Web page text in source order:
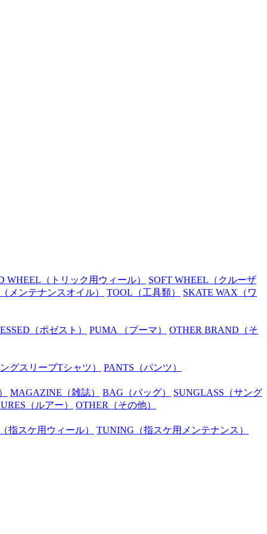
WHEEL （トリック用ウィール） SOFT WHEEL （クルーザ
（メンテナンスオイル） TOOL （工具類） SKATE WAX （ワ
（ポゼスト） PUMA （プーマ） OTHER BRAND （そ
ングスリーブTシャツ） PANTS （パンツ）
MAGAZINE （雑誌） BAG （バッグ） SUNGLASS （サング
（ルアー） OTHER （その他）
（指スケ用ウィール） TUNING （指スケ用メンテナンス）